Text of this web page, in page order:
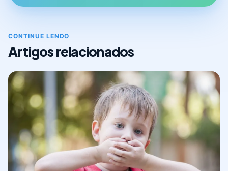
CONTINUE LENDO
Artigos relacionados